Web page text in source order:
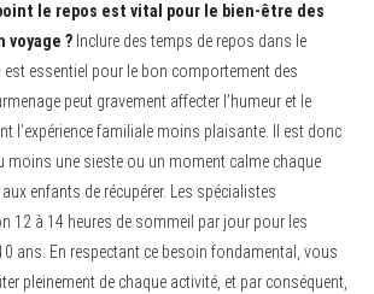
le repos est vital pour le bien-être des
voyage ? Inclure des temps de repos dans le
essentiel pour le bon comportement des
peut gravement affecter l’humeur et le
l’expérience familiale moins plaisante. Il est donc
moins une sieste ou un moment calme chaque
enfants de récupérer. Les spécialistes
12 à 14 heures de sommeil par jour pour les
ans. En respectant ce besoin fondamental, vous
pleinement de chaque activité, et par conséquent,